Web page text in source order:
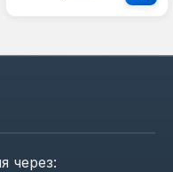
через: